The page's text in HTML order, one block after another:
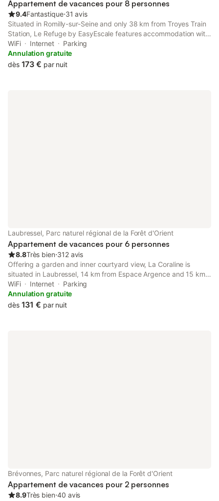
Appartement de vacances pour 8 personnes
9.4Fantastique⋅31 avis
Situated in Romilly-sur-Seine and only 38 km from Troyes Train
Station, Le Refuge by EasyEscale features accommodation with
inner courtyard views, free WiFi and free private parking.
WiFi Internet
Parking
Annulation gratuite
dès 173 € par nuit
Laubressel, Parc naturel régional de la Forêt d'Orient
Appartement de vacances pour 6 personnes
8.8Très bien⋅312 avis
Offering a garden and inner courtyard view, La Coraline is
situated in Laubressel, 14 km from Espace Argence and 15 km
from Troyes Train Station. This property offers access to a
terrace and free private parking.
WiFi Internet
Parking
Annulation gratuite
dès 131 € par nuit
Brévonnes, Parc naturel régional de la Forêt d'Orient
Appartement de vacances pour 2 personnes
8.9Très bien⋅40 avis